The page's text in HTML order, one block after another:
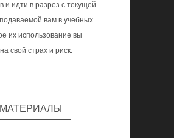
и идти в разрез с текущей
вам в учебных
их использование вы
свой страх и риск.